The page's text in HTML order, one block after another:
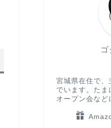
宮城県在住で、
でいます。たま
オープン会など